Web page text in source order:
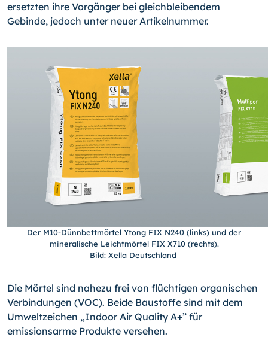
ersetzten ihre Vorgänger bei gleichbleibendem
Gebinde, jedoch unter neuer Artikelnummer.
Der M10-Dünnbettmörtel Ytong FIX N240 (links) und der
mineralische Leichtmörtel FIX X710 (rechts).
Bild: Xella Deutschland
Die Mörtel sind nahezu frei von flüchtigen organischen
Verbindungen (VOC). Beide Baustoffe sind mit dem
Umweltzeichen „Indoor Air Quality A+” für
emissionsarme Produkte versehen.